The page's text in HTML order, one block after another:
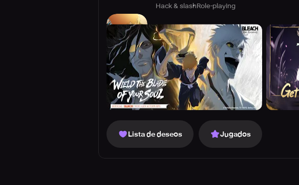
Hack & slashRole-playing
Lista de deseos Jugados